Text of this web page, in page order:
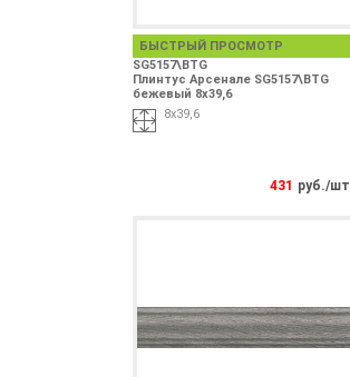
БЫСТРЫЙ ПРОСМОТР
SG5157\BTG
Плинтус Арсенале SG5157\BTG
бежевый 8х39,6
8х39,6
431 руб./шт